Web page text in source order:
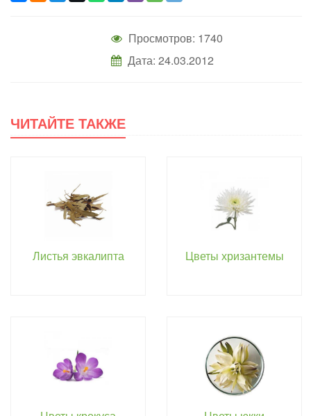
Просмотров: 1740
Дата: 24.03.2012
ЧИТАЙТЕ ТАКЖЕ
Листья эвкалипта Цветы хризантемы